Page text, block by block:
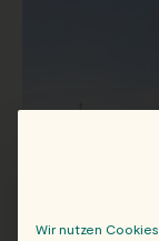
Wir nutzen